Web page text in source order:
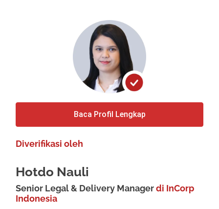
Baca Profil Lengkap
Diverifikasi oleh
Hotdo Nauli
Senior Legal & Delivery Managerdi InCorp
Indonesia